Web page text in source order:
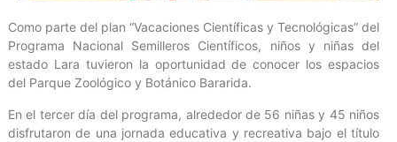
Como parte del plan “Vacaciones Científicas y Tecnológicas” del
Programa Nacional Semilleros Científicos, niños y niñas del
estado Lara tuvieron la oportunidad de conocer los espacios
del Parque Zoológico y Botánico Bararida.
En el tercer día del programa, alrededor de 56 niñas y 45 niños
disfrutaron de una jornada educativa y recreativa bajo el título